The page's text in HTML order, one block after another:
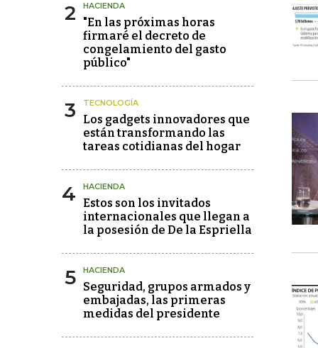
2 HACIENDA
"En las próximas horas
firmaré el decreto de
congelamiento del gasto
público"
3 TECNOLOGÍA
Los gadgets innovadores que
están transformando las
tareas cotidianas del hogar
4 HACIENDA
Estos son los invitados
internacionales que llegan a
la posesión de De la Espriella
5 HACIENDA
Seguridad, grupos armados y
embajadas, las primeras
medidas del presidente